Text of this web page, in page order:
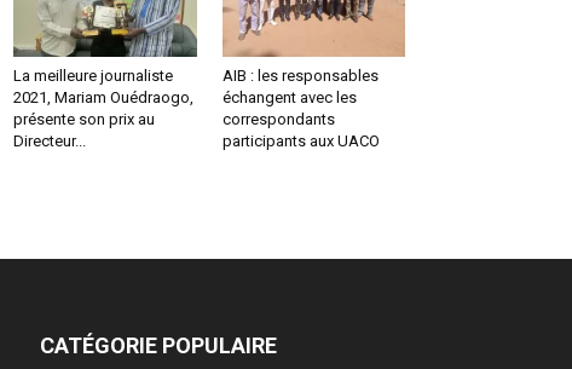
La meilleure journaliste
2021, Mariam Ouédraogo,
présente son prix au
Directeur...
AIB : les responsables
échangent avec les
correspondants
participants aux UACO
CATÉGORIE POPULAIRE